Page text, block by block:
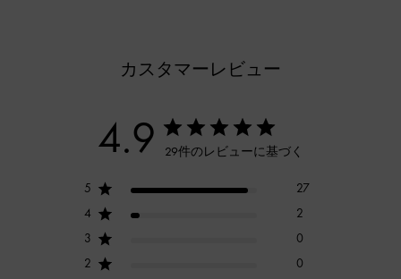
カスタマーレビュー
4.9 29件のレビューに基づく
5
27
4
2
3
0
2
0